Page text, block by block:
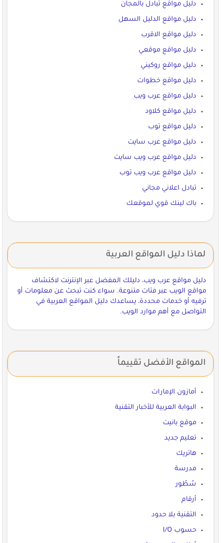
دليل مواقع تبادل بالمجان
دليل مواقع الدليل السهل
دليل مواقع الاقرب
دليل مواقع موقعي
دليل مواقع روكيني
دليل مواقع خطوات
دليل مواقع عرب ويب
دليل مواقع كلاود
دليل مواقع توب
دليل مواقع عرب سايت
دليل مواقع عرب ويب سايت
دليل مواقع عرب ويب توب
تبادل اعلاني مجاني
باك لينك قوي لموقعك
لماذا دليل المواقع العربية
دليل مواقع عرب ويب، دليلك المفضل عبر الإنترنت لاكتشاف
مواقع الويب عبر فئات متنوعة. سواء كنت تبحث عن معلومات أو
ترفيه أو خدمات محددة، يساعدك دليل المواقع العربية في
التواصل مع أهم موارد الويب.
المواقع الأفضل تقييماً
أمازون الإمارات
البوابة العربية للأخبار التقنية
موقع بانيت
تعليم جديد
هاتريك
مدرسة
سُطُور
أرقام
التقنية بلا حدود
حسوب I/O